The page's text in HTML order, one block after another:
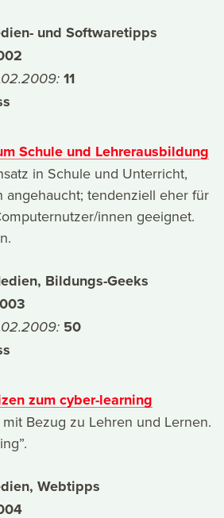
und Softwaretipps
11
Schule und Lehrerausbildung
in Schule und Unterricht,
angehaucht; tendenziell eher für
innen geeignet.
Bildungs-Geeks
50
zum cyber-learning
Bezug zu Lehren und Lernen.
Webtipps